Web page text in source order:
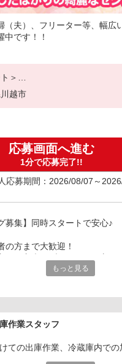
（夫）、フリーター等、幅広
中です！！
＞
円〜
越市
応募画面へ進む
1分で応募完了!!
応募期間：2026/08/07～
募集】同時スタートで安心♪
の方まで大歓迎！
範囲内勤務OK！
）
もっと見る
作業スタッフ
ての出庫作業、冷蔵庫内で